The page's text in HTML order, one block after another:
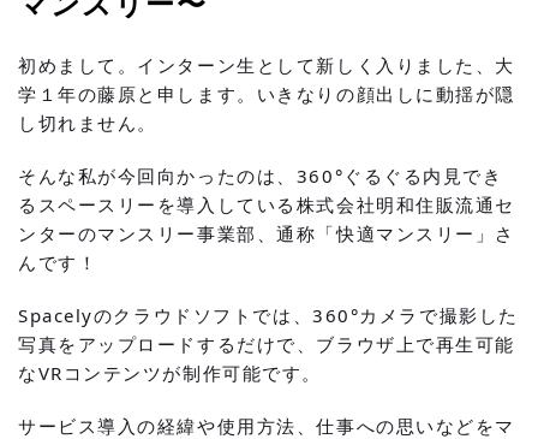
初めまして。インターン生として新しく入りました、大
学１年の藤原と申します。いきなりの顔出しに動揺が隠
し切れません。
そんな私が今回向かったのは、360°ぐるぐる内見でき
るスペースリーを導入している株式会社明和住販流通セ
ンターのマンスリー事業部、通称「快適マンスリー」さ
んです！
Spacelyのクラウドソフトでは、360°カメラで撮影した
写真をアップロードするだけで、ブラウザ上で再生可能
なVRコンテンツが制作可能です。
サービス導入の経緯や使用方法、仕事への思いなどをマ